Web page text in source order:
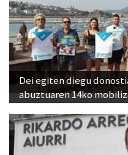
Dei egiten diegu
abuztuaren 14ko